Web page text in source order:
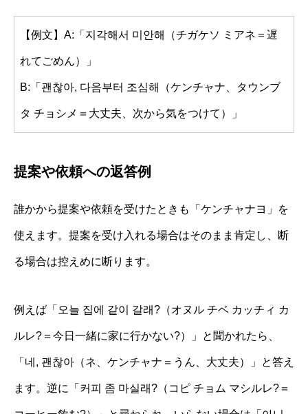
【例文】A:「지각해서 미안해（チガケソ ミアネ＝遅
れてごめん）」
B:「괜찮아, 다음부터 조심해（ケンチャナ、タウンブ
タ チョシメ＝大丈夫、次から気をつけて）」
提案や依頼への返答例
誰かから提案や依頼を受けたときも「ケンチャナヨ」を
使えます。提案を受け入れる場合はそのまま肯定し、断
る場合は控えめに断ります。
例えば「오늘 집에 같이 갈래?（オヌル チベ カッチィ カ
ルレ?＝今日一緒に家に行かない?）」と聞かれたら、
「네, 괜찮아（ネ、ケンチャナ＝うん、大丈夫）」と答え
ます。逆に「커피 좀 마실래?（コピ チョム マシルレ?＝